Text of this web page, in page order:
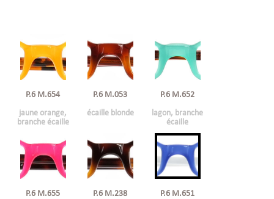
P.6 M.654
jaune orange,
branche écaille
P.6 M.053
écaille blonde
P.6 M.652
lagon, branche
écaille
P.6 M.655
P.6 M.238
P.6 M.651